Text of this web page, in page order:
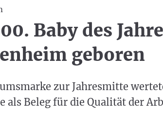
Baby des
geboren
zur Jahresmitte
als Beleg für die Qualität der